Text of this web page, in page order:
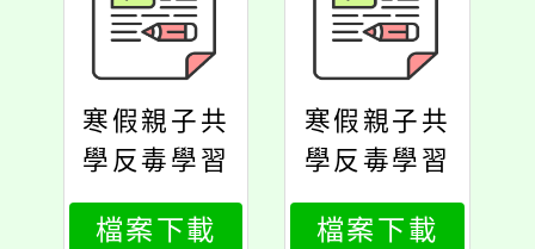
寒假親子共
學反毒學習
單_7年級適
用
檔案下載
寒假親子共
學反毒學習
單_8年級適
用
檔案下載